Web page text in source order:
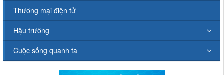
Thương mại điện tử
Hậu trường
Cuộc sống quanh ta